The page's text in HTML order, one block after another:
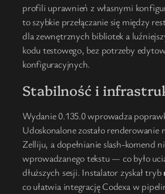
profili uprawnień z własnymi
to szybkie przełączanie się między
dla zewnętrznych bibliotek a
kodu testowego, bez potrzeby
konfiguracyjnych.
Stabilność i
Wydanie 0.135.0 wprowadza
Udoskonalone zostało renderowanie
Zelliju, a dopełnianie slash-komend
wprowadzanego tekstu — co było
dłuższych sesji. Instalator zyskał tryb
co ułatwia integrację Codexa w